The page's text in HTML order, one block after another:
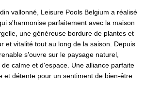
vallonné, Leisure Pools Belgium a réalisé
s'harmonise parfaitement avec la maison
une généreuse bordure de plantes et
et vitalité tout au long de la saison. Depuis
s’ouvre sur le paysage naturel,
calme et d'espace. Une alliance parfaite
et détente pour un sentiment de bien-être